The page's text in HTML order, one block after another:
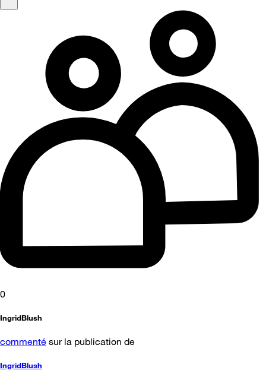
0
IngridBlush
commenté sur la publication de
IngridBlush